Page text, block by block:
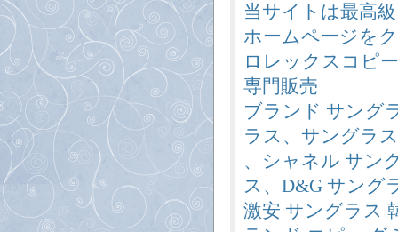
当サイトは最高
ホームページを
ロレックスコピ
専門販売
ブランド サング
ラス、サングラ
、シャネル サン
ス、D&G サング
激安 サングラス